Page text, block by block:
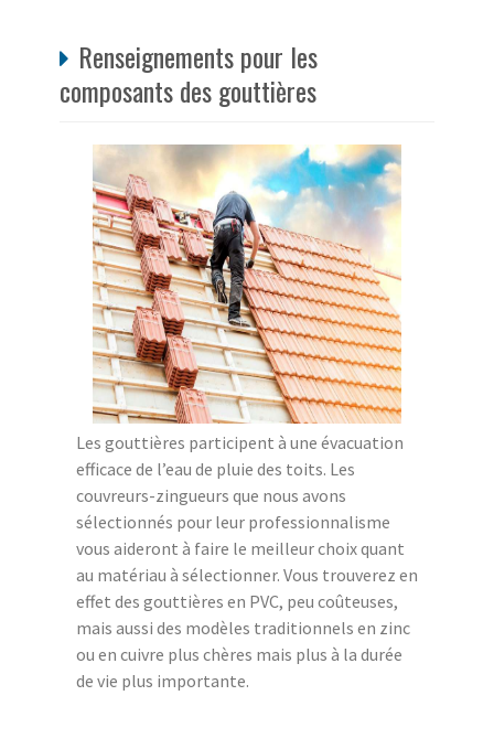
Renseignements pour les
composants des gouttières
Les gouttières participent à une évacuation
efficace de l’eau de pluie des toits. Les
couvreurs-zingueurs que nous avons
sélectionnés pour leur professionnalisme
vous aideront à faire le meilleur choix quant
au matériau à sélectionner. Vous trouverez en
effet des gouttières en PVC, peu coûteuses,
mais aussi des modèles traditionnels en zinc
ou en cuivre plus chères mais plus à la durée
de vie plus importante.